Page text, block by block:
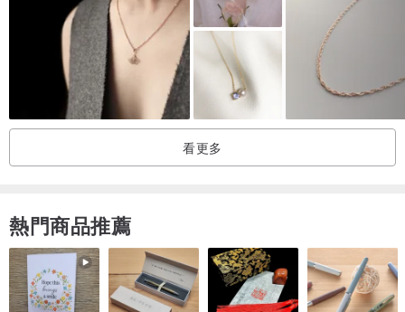
台灣地區：約1-2 天内可收到
香港及澳門地區：貨品會以郵遞掛號出，到貨時間要約1星期
其他地區：貨品會以郵遞掛號出，到貨時間要約2星期
看更多
熱門商品推薦